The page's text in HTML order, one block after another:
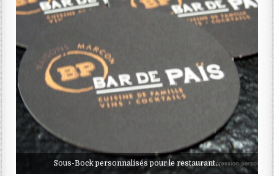
Sous-Bock personnalisés pour le restaurant…